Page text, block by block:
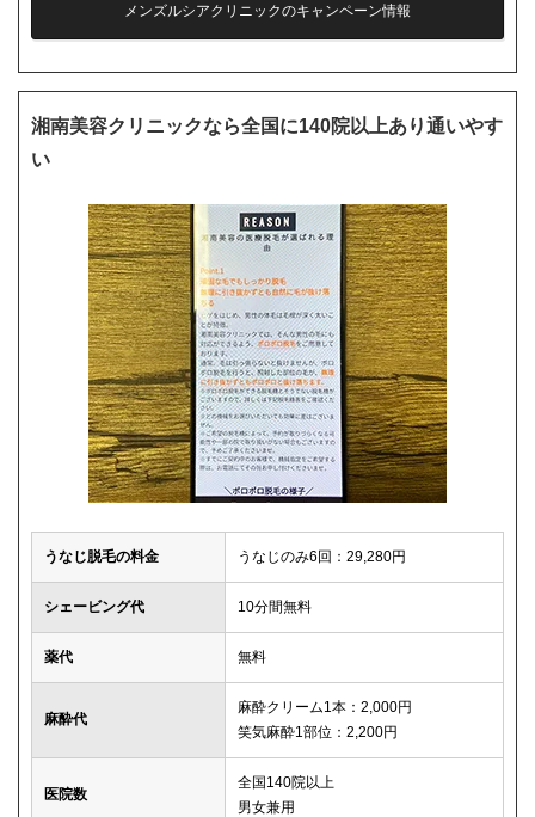
メンズルシアクリニックのキャンペーン情報
湘南美容クリニックなら全国に140院以上あり通いやす
い
うなじ脱毛の料金 うなじのみ6回：29,280円
シェービング代 10分間無料
薬代 無料
麻酔代
麻酔クリーム1本：2,000円
笑気麻酔1部位：2,200円
医院数
全国140院以上
男女兼用